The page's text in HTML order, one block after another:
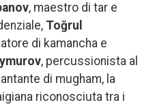
, maestro di tar e
Toğrul
di kamancha e
, percussionista al
di mugham, la
riconosciuta tra i